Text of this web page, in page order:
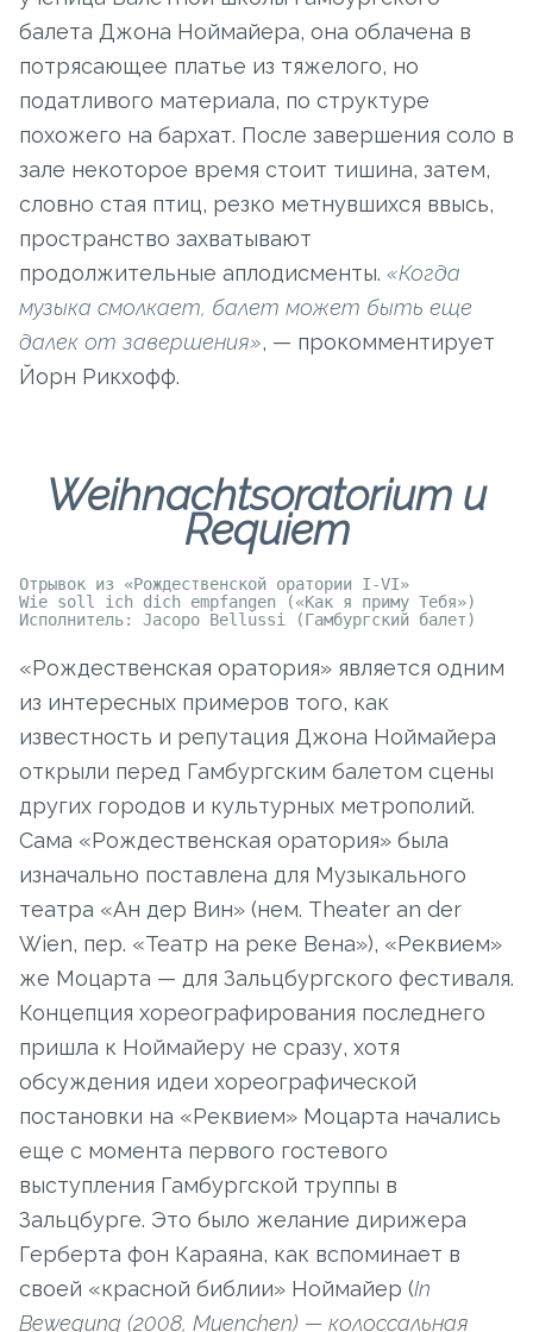
балета Джона Ноймайера, она облачена в
потрясающее платье из тяжелого, но
податливого материала, по структуре
похожего на бархат. После завершения соло в
зале некоторое время стоит тишина, затем,
словно стая птиц, резко метнувшихся ввысь,
пространство захватывают
продолжительные аплодисменты. «Когда
музыка смолкает, балет может быть еще
далек от завершения», — прокомментирует
Йорн Рикхофф.
Weihnachtsoratorium и
Requiem
Отрывок из «Рождественской оратории I-VI»
Wie soll ich dich empfangen («Как я приму Тебя»)
Исполнитель: Jacopo Bellussi (Гамбургский балет)
«Рождественская оратория» является одним
из интересных примеров того, как
известность и репутация Джона Ноймайера
открыли перед Гамбургским балетом сцены
других городов и культурных метрополий.
Сама «Рождественская оратория» была
изначально поставлена для Музыкального
театра «Ан дер Вин» (нем. Theater an der
Wien, пер. «Театр на реке Вена»), «Реквием»
же Моцарта — для Зальцбургского фестиваля.
Концепция хореографирования последнего
пришла к Ноймайеру не сразу, хотя
обсуждения идеи хореографической
постановки на «Реквием» Моцарта начались
еще с момента первого гостевого
выступления Гамбургской труппы в
Зальцбурге. Это было желание дирижера
Герберта фон Караяна, как вспоминает в
своей «красной библии» Ноймайер (In
Bewegung (2008, Muenchen) — колоссальная